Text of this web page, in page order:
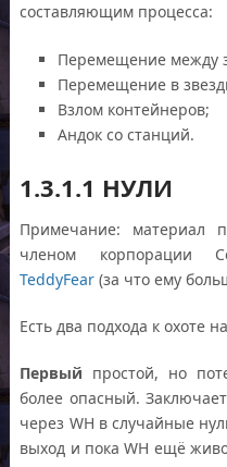
составляющим процесса:
Перемещение между
Перемещение в
Взлом контейнеров;
Андок со станций.
1.3.1.1 НУЛИ
Примечание: материал
членом корпорации
TeddyFear (за что ему
Есть два подхода к охоте
Первый простой, но
более опасный.
через WH в случайные
выход и пока WH ещё